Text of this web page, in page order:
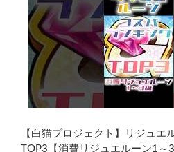
【白猫プロジェクト】リジュ
TOP3【消費リジュエルーン1～